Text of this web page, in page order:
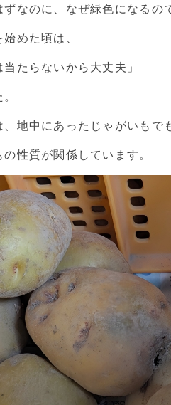
なのに、なぜ緑色になるの
めた頃は、
当たらないから大丈夫」
地中にあったじゃがいもで
性質が関係しています。